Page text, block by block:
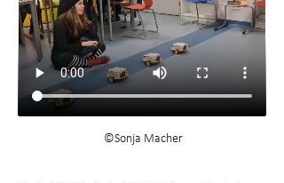
©Sonja Macher